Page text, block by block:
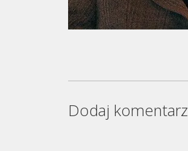
Dodaj komentarz